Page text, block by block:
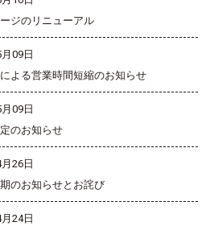
ジのリニューアル
09日
よる営業時間短縮のお知らせ
09日
のお知らせ
26日
のお知らせとお詫び
24日